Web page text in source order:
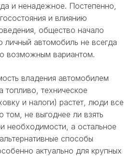
и ненадежное. Постепенно,
и влиянию
общество начало
личный автомобиль не всегда
возможным вариантом.
владения автомобилем
топливо, техническое
и налоги) растет, люди все
не выгоднее ли взять
необходимости, а остальное
способы
актуально для крупных